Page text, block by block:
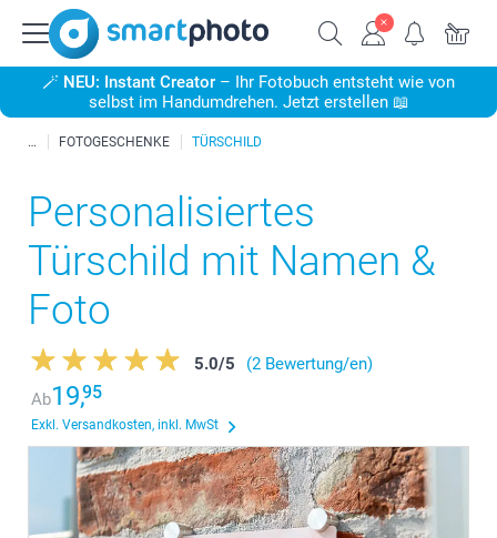
🪄 NEU: Instant Creator – Ihr Fotobuch entsteht wie von
selbst im Handumdrehen. Jetzt erstellen 📖
FOTOGESCHENKE TÜRSCHILD
Personalisiertes
Türschild mit Namen &
Foto
5.0/5
(2 Bewertung/en)
Ab19,95
Exkl. Versandkosten, inkl. MwSt